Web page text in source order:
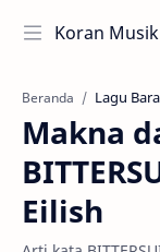
Koran Musik
Beranda Lagu
Makna
Eilish